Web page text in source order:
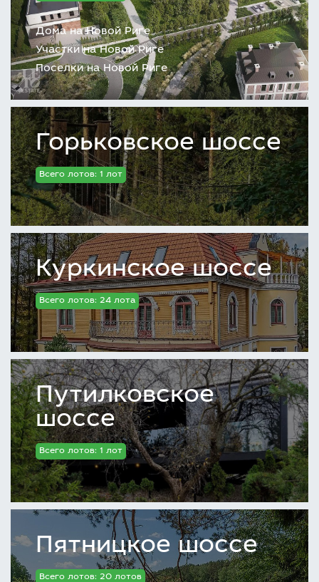
Дома на Новой Риге
Участки на Новой Риге
Поселки на Новой Риге
Горьковское шоссе
Всего лотов: 1 лот
Куркинское шоссе
Всего лотов: 24 лота
Путилковское
шоссе
Всего лотов: 1 лот
Пятницкое шоссе
Всего лотов: 20 лотов